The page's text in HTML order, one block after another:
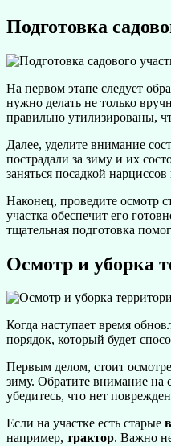
Подготовка
На первом этапе следует
нужно делать не только
правильно утилизированы,
Далее, уделите внимание
пострадали за зиму и их
заняться посадкой
Наконец, проведите осмотр
участка обеспечит его
тщательная подготовка
Осмотр и уборка
Когда наступает время
порядок, который будет
Первым делом, стоит
зиму. Обратите внимание на
убедитесь, что нет
Если на участке есть старые
например, трактор. Важно